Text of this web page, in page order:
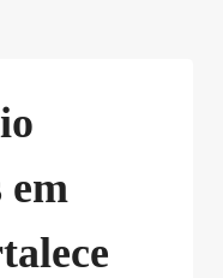
em